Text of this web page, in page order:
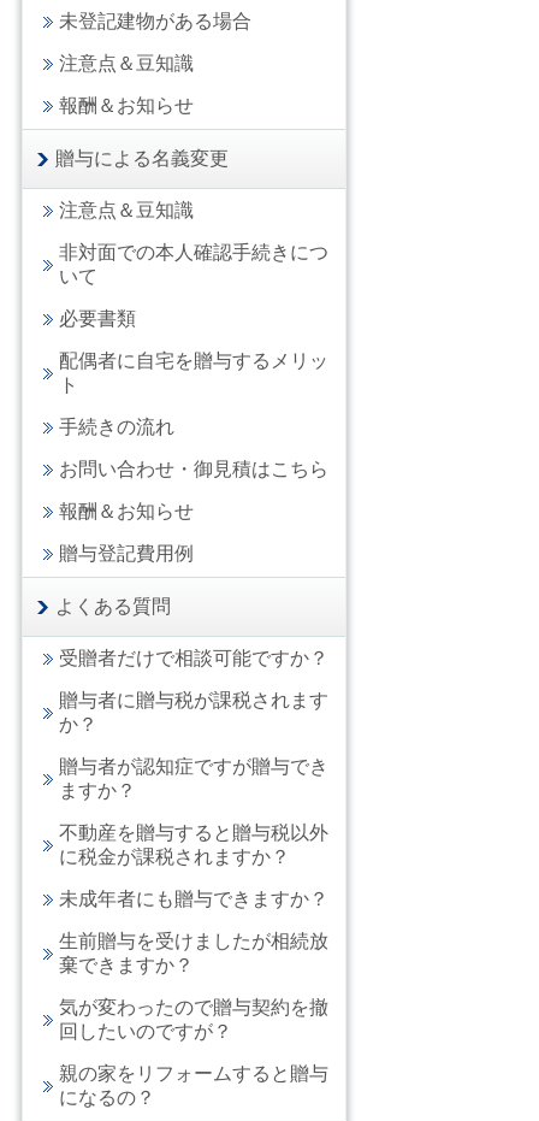
未登記建物がある場合
注意点＆豆知識
報酬＆お知らせ
贈与による名義変更
注意点＆豆知識
非対面での本人確認手続きにつ
いて
必要書類
配偶者に自宅を贈与するメリッ
ト
手続きの流れ
お問い合わせ・御見積はこちら
報酬＆お知らせ
贈与登記費用例
よくある質問
受贈者だけで相談可能ですか？
贈与者に贈与税が課税されます
か？
贈与者が認知症ですが贈与でき
ますか？
不動産を贈与すると贈与税以外
に税金が課税されますか？
未成年者にも贈与できますか？
生前贈与を受けましたが相続放
棄できますか？
気が変わったので贈与契約を撤
回したいのですが？
親の家をリフォームすると贈与
になるの？